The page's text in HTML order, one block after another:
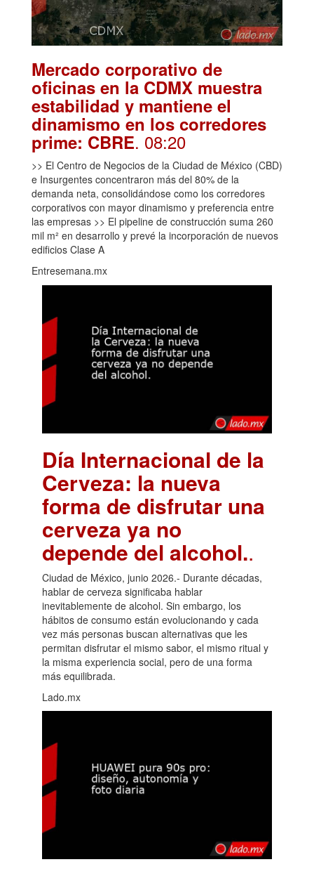
Mercado corporativo de
oficinas en la CDMX muestra
estabilidad y mantiene el
dinamismo en los corredores
prime: CBRE. 08:20
>> El Centro de Negocios de la Ciudad de México (CBD)
e Insurgentes concentraron más del 80% de la
demanda neta, consolidándose como los corredores
corporativos con mayor dinamismo y preferencia entre
las empresas >> El pipeline de construcción suma 260
mil m² en desarrollo y prevé la incorporación de nuevos
edificios Clase A
Entresemana.mx
Día Internacional de la
Cerveza: la nueva
forma de disfrutar una
cerveza ya no
depende del alcohol..
Ciudad de México, junio 2026.- Durante décadas,
hablar de cerveza significaba hablar
inevitablemente de alcohol. Sin embargo, los
hábitos de consumo están evolucionando y cada
vez más personas buscan alternativas que les
permitan disfrutar el mismo sabor, el mismo ritual y
la misma experiencia social, pero de una forma
más equilibrada.
Lado.mx